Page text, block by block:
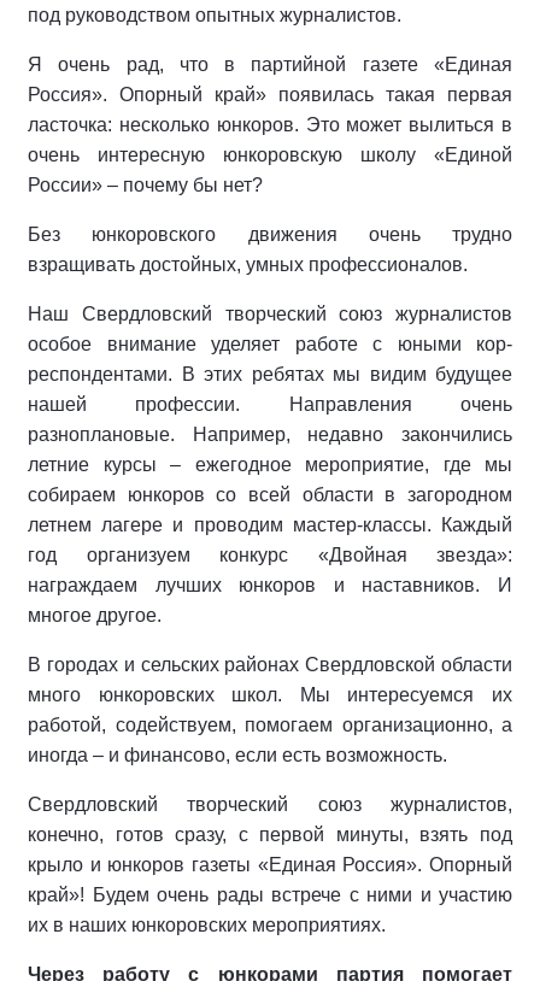
под руководством опытных журналистов.
Я очень рад, что в партийной газе­те «Единая
Россия». Опорный край» появилась такая первая
ласточка: несколько юнкоров. Это может вы­литься в
очень интересную юнко­ровскую школу «Единой
России» – почему бы нет?
Без юнкоровского движения очень трудно
взращивать достойных, умных профессионалов.
Наш Свердловский творческий союз журналистов
особое внима­ние уделяет работе с юными кор­
респондентами. В этих ребятах мы видим будущее
нашей профессии. Направления очень
разноплановые. Например, недавно закончились
лет­ние курсы – ежегодное мероприя­тие, где мы
собираем юнкоров со всей области в загородном
летнем лагере и проводим мастер-клас­сы. Каждый
год организуем кон­курс «Двойная звезда»:
награждаем лучших юнкоров и наставников. И
многое другое.
В городах и сельских районах Свердловской области
много юнко­ровских школ. Мы интересуемся их
работой, содействуем, помогаем ор­ганизационно, а
иногда – и финан­сово, если есть возможность.
Свердловский творческий союз журналистов,
конечно, готов сразу, с первой минуты, взять под
крыло и юнкоров газеты «Единая Россия». Опорный
край»! Будем очень рады встрече с ними и участию
их в наших юнкоровских мероприятиях.
Через работу с юнкорами партия помогает